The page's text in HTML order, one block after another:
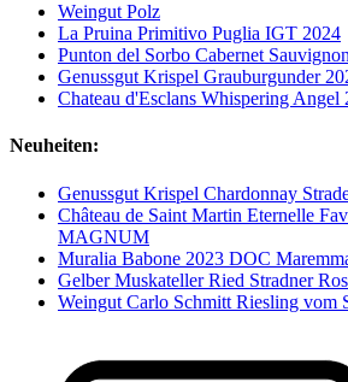
Weingut Polz
La Pruina Primitivo Puglia IGT 2024
Punton del Sorbo Cabernet
Genussgut Krispel Grauburgunder
Chateau d'Esclans Whispering Angel
Neuheiten:
Genussgut Krispel Chardonnay
Château de Saint Martin Eternelle
MAGNUM
Muralia Babone 2023 DOC
Gelber Muskateller Ried Stradner
Weingut Carlo Schmitt Riesling vom